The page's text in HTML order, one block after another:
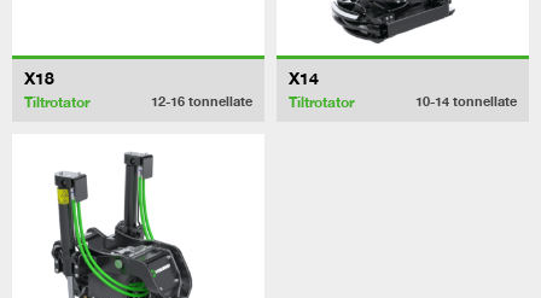
X18
Tiltrotator 12-16 tonnellate
X14
Tiltrotator 10-14 tonnellate